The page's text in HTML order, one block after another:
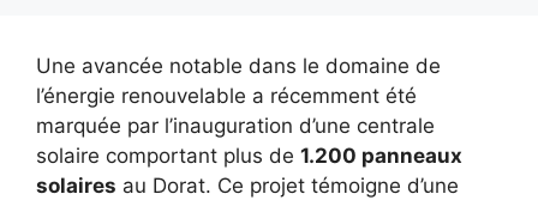
Une avancée notable dans le domaine de
l’énergie renouvelable a récemment été
marquée par l’inauguration d’une centrale
solaire comportant plus de 1.200 panneaux
solaires au Dorat. Ce projet témoigne d’une